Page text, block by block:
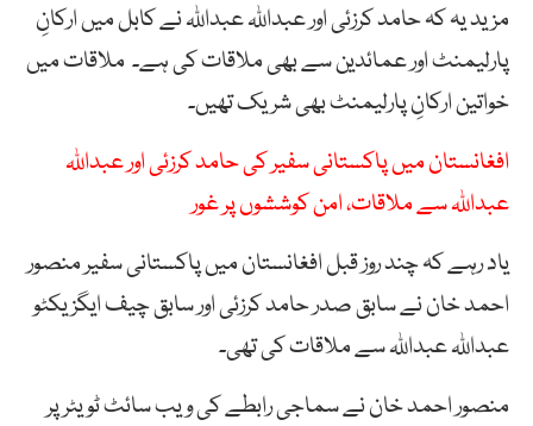
مزید یہ کہ حامد کرزئی اور عبداللہ عبداللہ نے کابل میں ارکانِ
پارلیمنٹ اور عمائدین سے بھی ملاقات کی ہے۔ ملاقات میں
خواتین ارکانِ پارلیمنٹ بھی شریک تھیں۔
افغانستان میں پاکستانی سفیر کی حامد کرزئی اور عبداللہ
عبداللہ سے ملاقات، امن کوششوں پر غور
یاد رہے کہ چند روز قبل افغانستان میں پاکستانی سفیر منصور
احمد خان نے سابق صدر حامد کرزئی اور سابق چیف ایگزیکٹو
عبداللہ عبداللہ سے ملاقات کی تھی۔
منصور احمد خان نے سماجی رابطے کی ویب سائٹ ٹویٹر پر